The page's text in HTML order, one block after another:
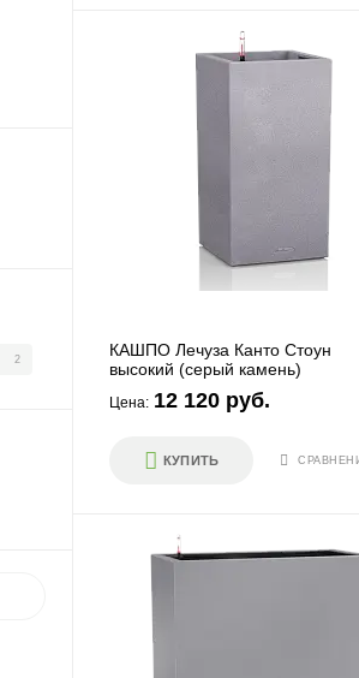
2
КАШПО Лечуза Канто Стоун
высокий (серый камень)
Цена: 12 120 руб.
КУПИТЬ